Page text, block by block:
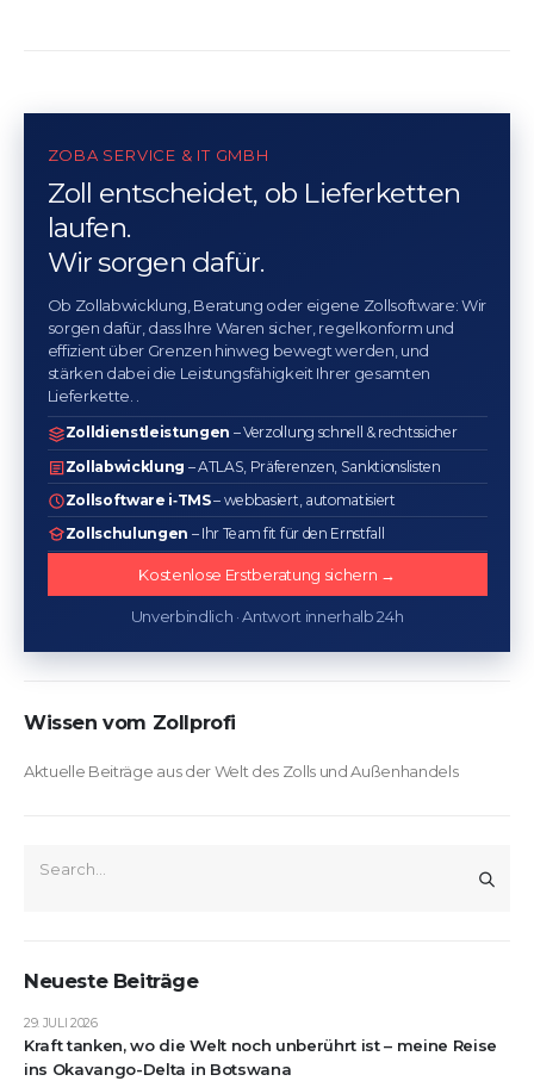
ZOBA SERVICE & IT GMBH
Zoll entscheidet, ob Lieferketten
laufen.
Wir sorgen dafür.
Ob Zollabwicklung, Beratung oder eigene Zollsoftware: Wir
sorgen dafür, dass Ihre Waren sicher, regelkonform und
effizient über Grenzen hinweg bewegt werden, und
stärken dabei die Leistungsfähigkeit Ihrer gesamten
Lieferkette. .
Zolldienstleistungen – Verzollung schnell & rechtssicher
Zollabwicklung – ATLAS, Präferenzen, Sanktionslisten
Zollsoftware i‑TMS– webbasiert, automatisiert
Zollschulungen – Ihr Team fit für den Ernstfall
Kostenlose Erstberatung sichern →
Unverbindlich · Antwort innerhalb 24h
Wissen vom Zollprofi
Aktuelle Beiträge aus der Welt des Zolls und Außenhandels
Neueste Beiträge
Kraft tanken, wo die Welt noch unberührt ist – meine Reise
ins Okavango-Delta in Botswana
29. JULI 2026